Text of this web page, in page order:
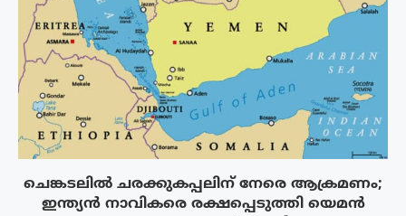
ചെങ്കടലിൽ ചരക്കുകപ്പലിന് നേരെ ആക്രമണം;
ഇന്ത്യൻ നാവികരെ രക്ഷപ്പെടുത്തി യെമൻ